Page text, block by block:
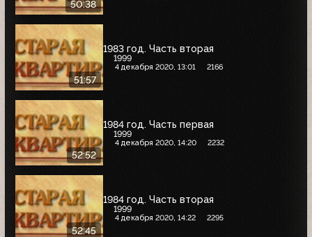
50:38
51:57
1983 год. Часть вторая
1999
4 декабря 2020, 13:01 2166
52:52
1984 год. Часть первая
1999
4 декабря 2020, 14:20 2232
52:45
1984 год. Часть вторая
1999
4 декабря 2020, 14:22 2295